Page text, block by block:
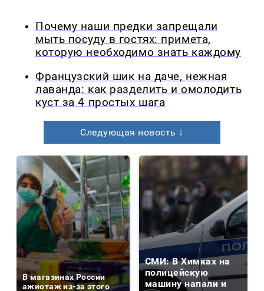
Почему наши предки запрещали
мыть посуду в гостях: примета,
которую необходимо знать каждому
Французский шик на даче, нежная
лаванда: как разделить и омолодить
куст за 4 простых шага
Следующая новость ↓
В магазинах России
ажиотаж из-за этого
СМИ: В Химках на
полицейскую
машину напали и